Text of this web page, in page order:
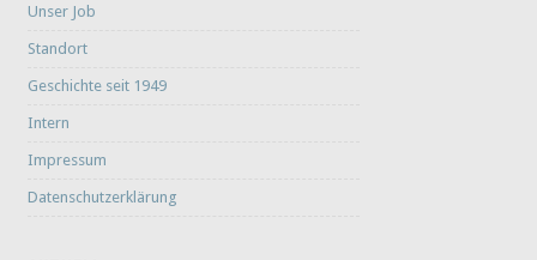
Unser Job
Standort
Geschichte seit 1949
Intern
Impressum
Datenschutzerklärung